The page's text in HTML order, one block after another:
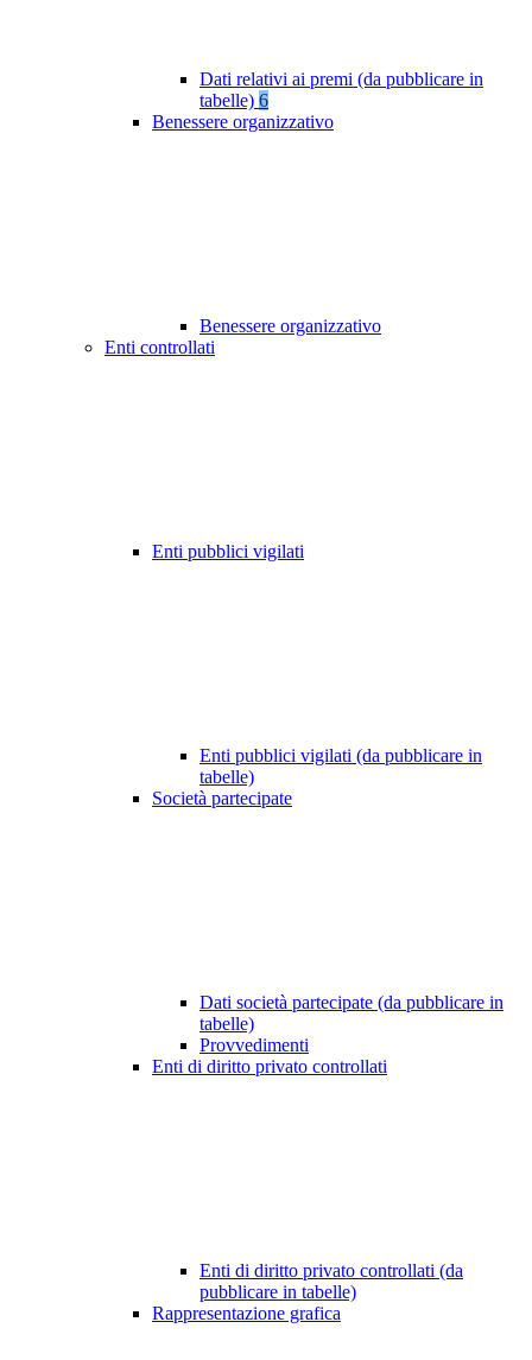
Dati relativi ai premi (da pubblicare in
tabelle) 6
Benessere organizzativo
Benessere organizzativo
Enti controllati
Enti pubblici vigilati
Enti pubblici vigilati (da pubblicare in
tabelle)
Società partecipate
Dati società partecipate (da pubblicare in
tabelle)
Provvedimenti
Enti di diritto privato controllati
Enti di diritto privato controllati (da
pubblicare in tabelle)
Rappresentazione grafica